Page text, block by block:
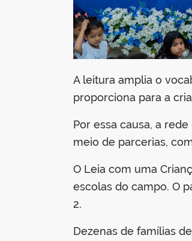
A leitura amplia o
proporciona para a
Por essa causa, a
meio de parcerias,
O Leia com uma
escolas do campo. O
2.
Dezenas de famílias